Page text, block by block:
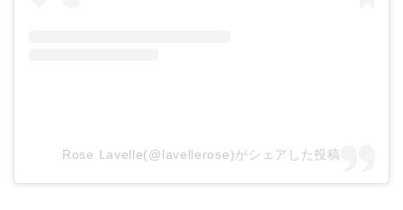
Rose Lavelle(@lavellerose)がシェアした投稿